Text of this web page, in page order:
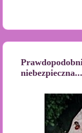
niebezpieczna...